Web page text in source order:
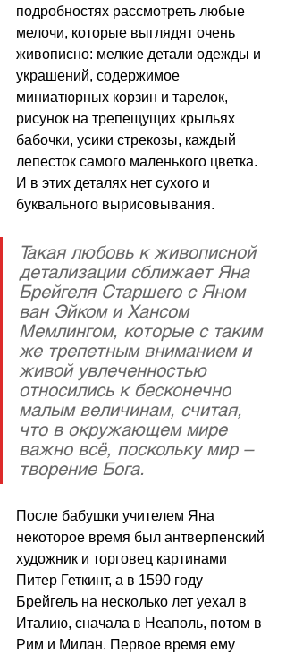
подробностях рассмотреть любые
мелочи, которые выглядят очень
живописно: мелкие детали одежды и
украшений, содержимое
миниатюрных корзин и тарелок,
рисунок на трепещущих крыльях
бабочки, усики стрекозы, каждый
лепесток самого маленького цветка.
И в этих деталях нет сухого и
буквального вырисовывания.
Такая любовь к живописной
детализации сближает Яна
Брейгеля Старшего с Яном
ван Эйком и Хансом
Мемлингом, которые с таким
же трепетным вниманием и
живой увлеченностью
относились к бесконечно
малым величинам, считая,
что в окружающем мире
важно всё, поскольку мир –
творение Бога.
После бабушки учителем Яна
некоторое время был антверпенский
художник и торговец картинами
Питер Геткинт, а в 1590 году
Брейгель на несколько лет уехал в
Италию, сначала в Неаполь, потом в
Рим и Милан. Первое время ему